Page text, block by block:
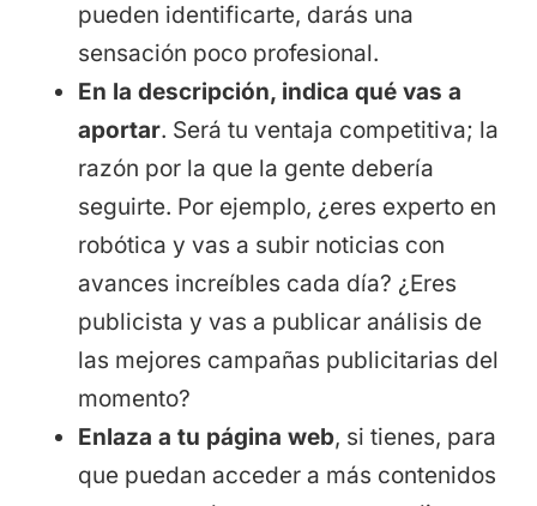
pueden identificarte, darás una
sensación poco profesional.
En la descripción, indica qué vas a
aportar. Será tu ventaja competitiva; la
razón por la que la gente debería
seguirte. Por ejemplo, ¿eres experto en
robótica y vas a subir noticias con
avances increíbles cada día? ¿Eres
publicista y vas a publicar análisis de
las mejores campañas publicitarias del
momento?
Enlaza a tu página web, si tienes, para
que puedan acceder a más contenidos